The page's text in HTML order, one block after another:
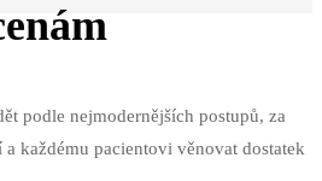
podle nejmodernějších postupů, za
každému pacientovi věnovat dostatek